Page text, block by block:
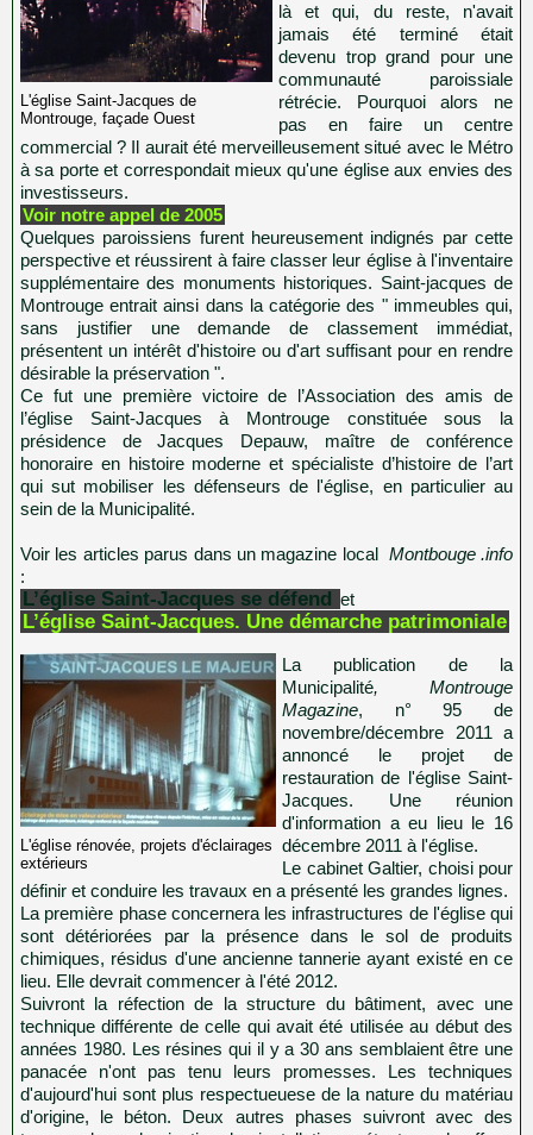
L'église Saint-Jacques de
Montrouge, façade Ouest
là et qui, du reste, n'avait
jamais été terminé était
devenu trop grand pour une
communauté paroissiale
rétrécie. Pourquoi alors ne
pas en faire un centre
commercial ? Il aurait été merveilleusement situé avec le Métro
à sa porte et correspondait mieux qu'une église aux envies des
investisseurs.
Voir notre appel de 2005
Quelques paroissiens furent heureusement indignés par cette
perspective et réussirent à faire classer leur église à l'inventaire
supplémentaire des monuments historiques. Saint-jacques de
Montrouge entrait ainsi dans la catégorie des " immeubles qui,
sans justifier une demande de classement immédiat,
présentent un intérêt d'histoire ou d'art suffisant pour en rendre
désirable la préservation ".
Ce fut une première victoire de l’Association des amis de
l’église Saint-Jacques à Montrouge constituée sous la
présidence de Jacques Depauw, maître de conférence
honoraire en histoire moderne et spécialiste d’histoire de l’art
qui sut mobiliser les défenseurs de l'église, en particulier au
sein de la Municipalité.
Voir les articles parus dans un magazine local Montbouge .info
:
L’église Saint-Jacques se défend et
L’église Saint-Jacques. Une démarche patrimoniale
L'église rénovée, projets d'éclairages
extérieurs
La publication de la
Municipalité, Montrouge
Magazine, n° 95 de
novembre/décembre 2011 a
annoncé le projet de
restauration de l'église Saint-
Jacques. Une réunion
d'information a eu lieu le 16
décembre 2011 à l'église.
Le cabinet Galtier, choisi pour
définir et conduire les travaux en a présenté les grandes lignes.
La première phase concernera les infrastructures de l'église qui
sont détériorées par la présence dans le sol de produits
chimiques, résidus d'une ancienne tannerie ayant existé en ce
lieu. Elle devrait commencer à l'été 2012.
Suivront la réfection de la structure du bâtiment, avec une
technique différente de celle qui avait été utilisée au début des
années 1980. Les résines qui il y a 30 ans semblaient être une
panacée n'ont pas tenu leurs promesses. Les techniques
d'aujourd'hui sont plus respectueuese de la nature du matériau
d'origine, le béton. Deux autres phases suivront avec des